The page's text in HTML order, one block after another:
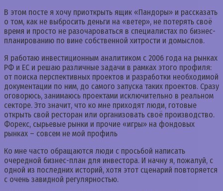
В этом посте я хочу приоткрыть ящик «Пандоры» и рассказать
о том, как не выбросить деньги на «ветер», не потерять своё
время и просто не разочароваться в специалистах по бизнес-
планированию по вине собственной хитрости и домыслов.
Я работаю инвестиционным аналитиком с 2006 года на рынках
РФ и ЕС и решаю различные задачи в рамках этого профиля:
от поиска перспективных проектов и разработки необходимой
документации по ним, до самого запуска таких проектов. Сразу
оговорюсь, занимаюсь проектами исключительно в реальном
секторе. Это значит, что ко мне приходят люди, готовые
открыть свой ресторан или организовать своё производство.
Форекс, сырьевые рынки и прочие «игры» на фондовых
рынках – совсем не мой профиль
Ко мне часто обращаются люди с просьбой написать
очередной бизнес-план для инвестора. И начну я, пожалуй, с
одной из последних историй, хотя этот сценарий повторяется
с очень завидной регулярностью.